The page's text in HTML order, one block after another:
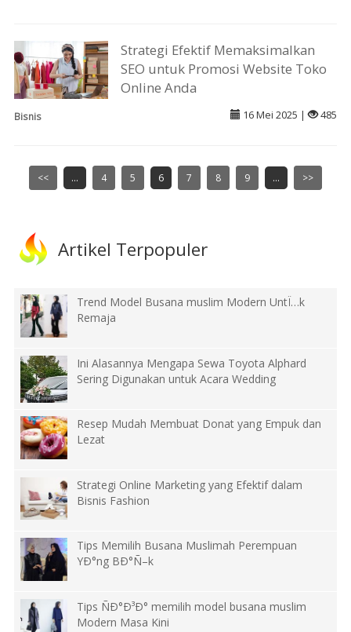
Strategi Efektif Memaksimalkan
SEO untuk Promosi Website Toko
Online Anda
Bisnis 16 Mei 2025 | 485
<< ... 4 5 6 7 8 9 ... >>
Artikel Terpopuler
Trend Model Busana muslim Modern UntÏ…k
Remaja
Ini Alasannya Mengapa Sewa Toyota Alphard
Sering Digunakan untuk Acara Wedding
Resep Mudah Membuat Donat yang Empuk dan
Lezat
Strategi Online Marketing yang Efektif dalam
Bisnis Fashion
Tips Memilih Busana Muslimah Perempuan
YÐ°ng BÐ°Ñ–k
Tips ÑÐ°Ð³Ð° memilih model busana muslim
Modern Masa Kini